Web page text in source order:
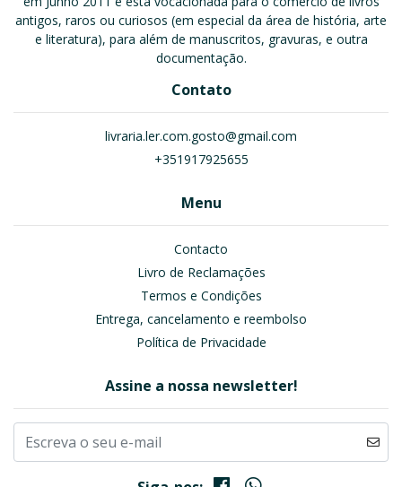
antigos, raros ou curiosos (em especial da área de história, arte
e literatura), para além de manuscritos, gravuras, e outra
documentação.
Contato
livraria.ler.com.gosto@gmail.com
+351917925655
Menu
Contacto
Livro de Reclamações
Termos e Condições
Entrega, cancelamento e reembolso
Política de Privacidade
Assine a nossa newsletter!